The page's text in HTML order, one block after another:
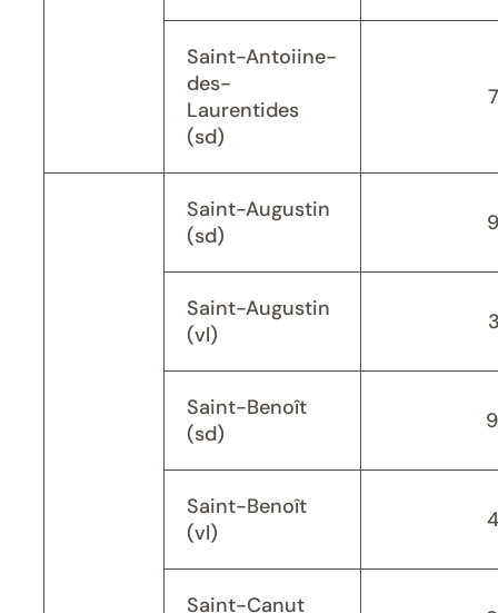
Saint-Antoiine-
des-
Laurentides
(sd)
Saint-Augustin
(sd)
Saint-Augustin
(vl)
Saint-Benoît
(sd)
Saint-Benoît
(vl)
Saint-Canut